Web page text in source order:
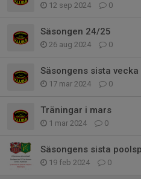
12 sep 2024 0
Säsongen 24/25
26 aug 2024 0
Säsongens sista vecka
17 mar 2024 0
Träningar i mars
1 mar 2024 0
Säsongens sista
19 feb 2024 0